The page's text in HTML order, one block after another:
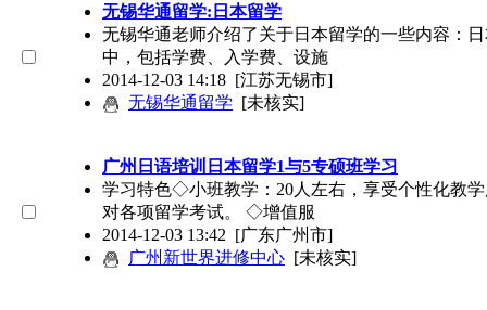
无锡华通留学:日本留学
无锡华通老师介绍了关于日本留学的一些内容：
中，包括学费、入学费、设施
2014-12-03 14:18 [江苏无锡市]
无锡华通留学 [未核实]
广州日语培训日本留学1与5专硕班学习
学习特色◇小班教学：20人左右，享受个性化教
对各项留学考试。 ◇增值服
2014-12-03 13:42 [广东广州市]
广州新世界进修中心 [未核实]